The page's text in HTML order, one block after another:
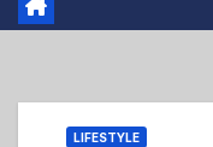
LIFESTYLE